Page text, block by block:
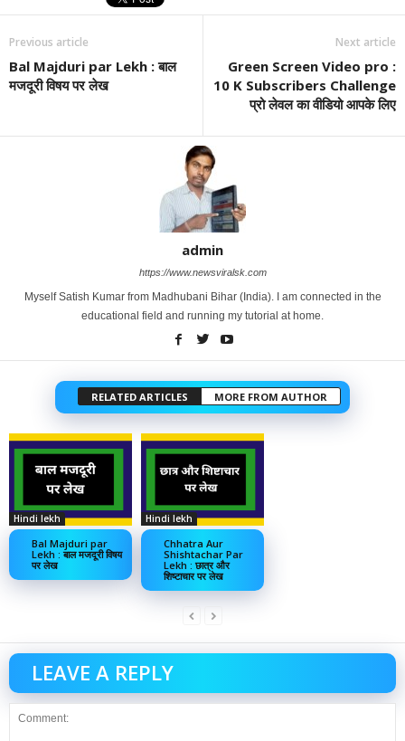
Previous article
Bal Majduri par Lekh : बाल
मजदूरी विषय पर लेख
Next article
Green Screen Video pro :
10 K Subscribers Challenge
प्रो लेवल का वीडियो आपके लिए
admin
https://www.newsviralsk.com
Myself Satish Kumar from Madhubani Bihar (India). I am connected in the
educational field and running my tutorial at home.
RELATED ARTICLES MORE FROM AUTHOR
Hindi lekh
Bal Majduri par
Lekh : बाल मजदूरी विषय
पर लेख
Hindi lekh
Chhatra Aur
Shishtachar Par
Lekh : छात्र और
शिष्टाचार पर लेख
LEAVE A REPLY